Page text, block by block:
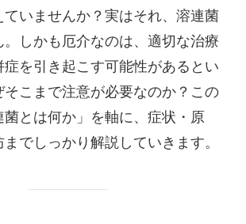
ていませんか？実はそれ、溶連菌
しかも厄介なのは、適切な治療
を引き起こす可能性があるとい
そこまで注意が必要なのか？この
とは何か」を軸に、症状・原
でしっかり解説していきます。